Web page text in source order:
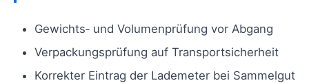
Gewichts‑ und Volumenprüfung vor Abgang
Verpackungsprüfung auf Transportsicherheit
Korrekter Eintrag der Lademeter bei Sammelgut